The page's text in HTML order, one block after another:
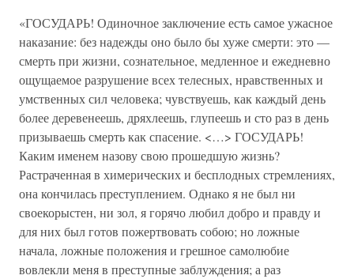
«ГОСУДАРЬ! Одиночное заключение есть самое ужасное
наказание: без надежды оно было бы хуже смерти: это —
смерть при жизни, сознательное, медленное и ежедневно
ощущаемое разрушение всех телесных, нравственных и
умственных сил человека; чувствуешь, как каждый день
более деревенеешь, дряхлеешь, глупеешь и сто раз в день
призываешь смерть как спасение. <…> ГОСУДАРЬ!
Каким именем назову свою прошедшую жизнь?
Растраченная в химерических и бесплодных стремлениях,
она кончилась преступлением. Однако я не был ни
своекорыстен, ни зол, я горячо любил добро и правду и
для них был готов пожертвовать собою; но ложные
начала, ложные положения и грешное самолюбие
вовлекли меня в преступные заблуждения; а раз